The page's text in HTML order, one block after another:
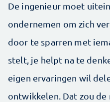
De ingenieur moet
ondernemen om zich
door te sparren met
stelt, je helpt na te
eigen ervaringen wil
ontwikkelen. Dat zou de